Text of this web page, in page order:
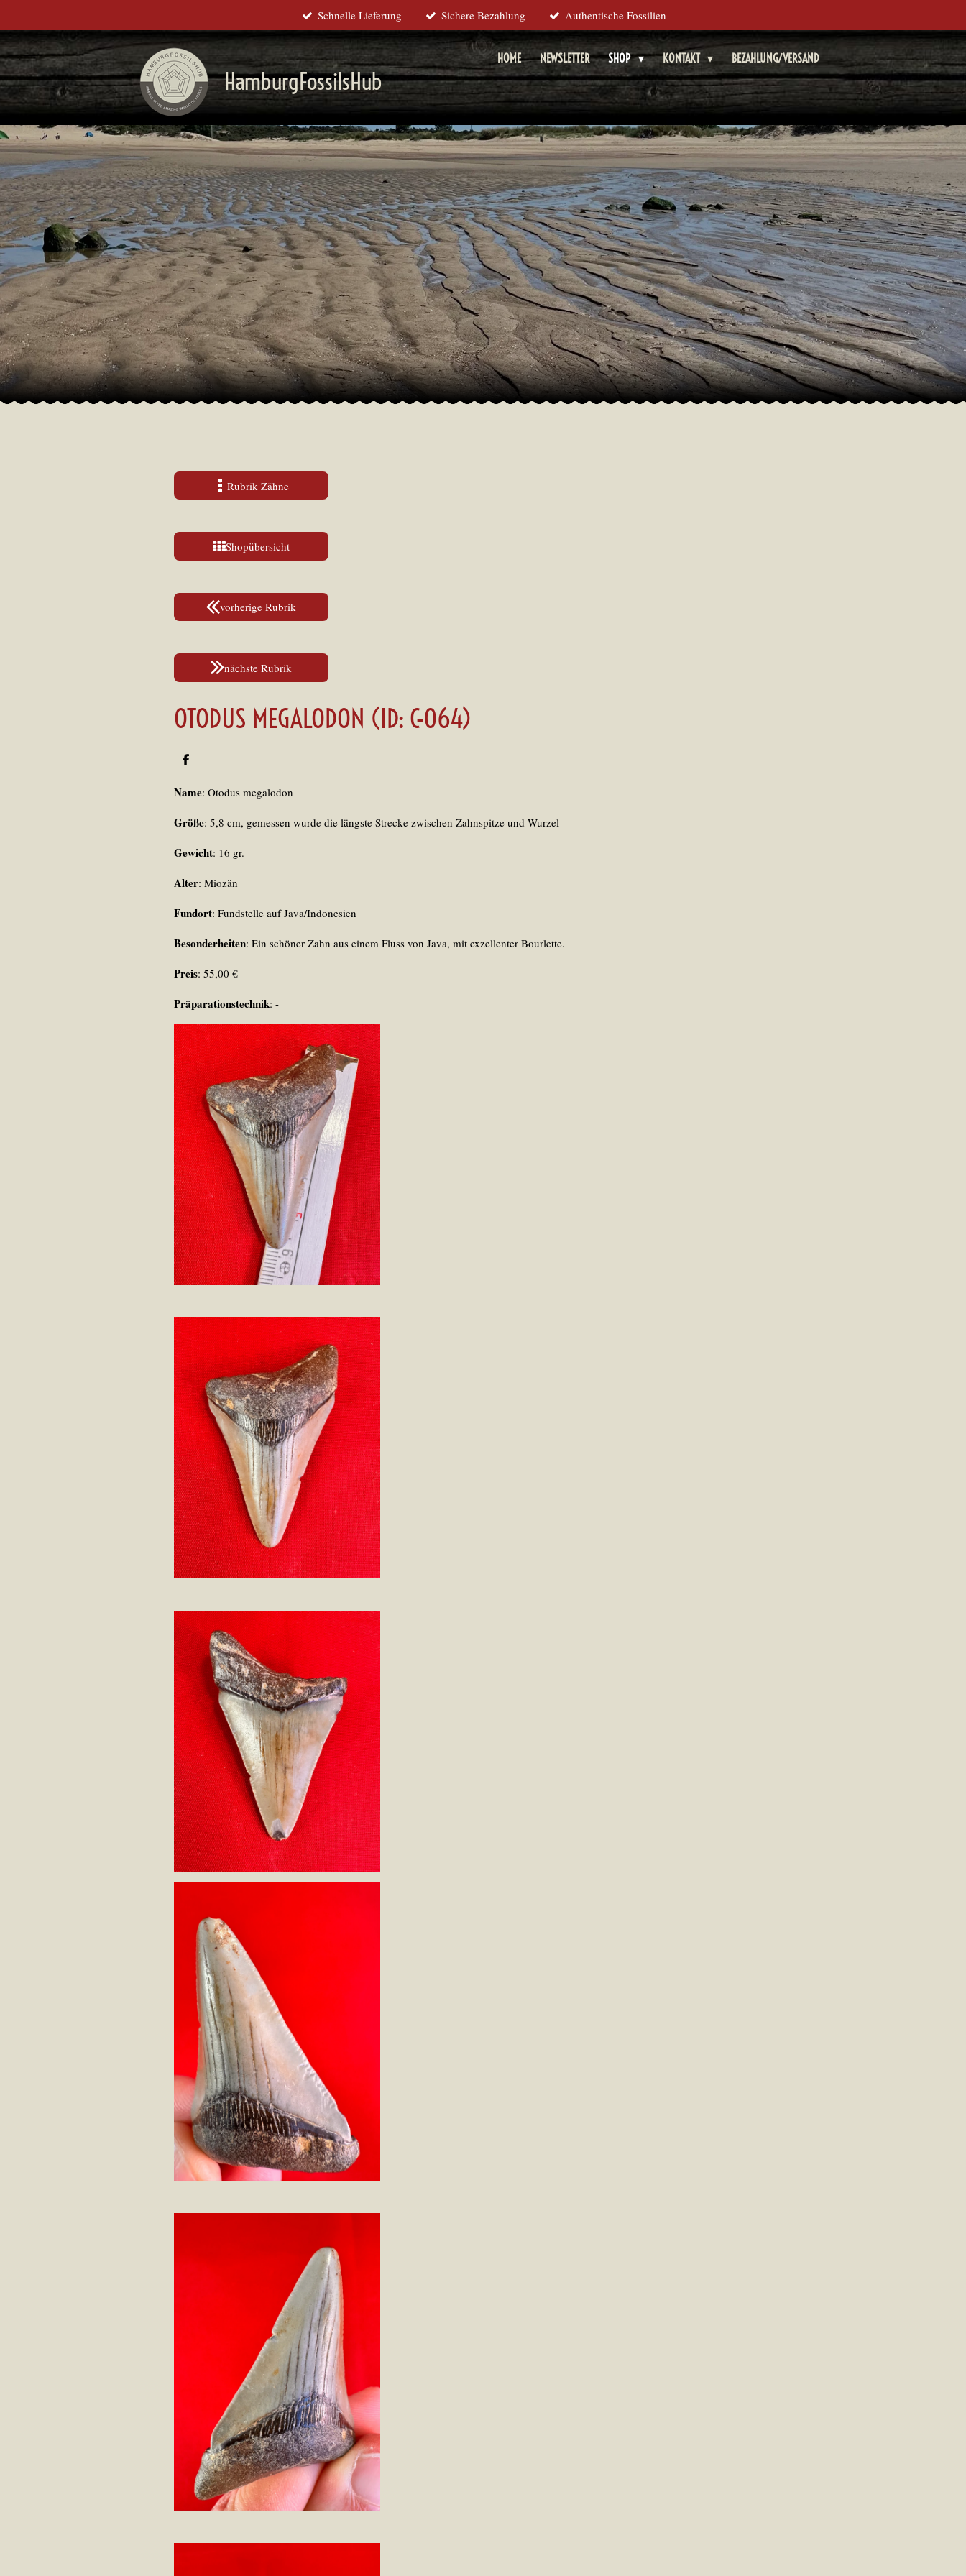
Hauptinhalt
springen
Schnelle Lieferung Sichere Bezahlung Authentische Fossilien
HamburgFossilsHub
HOME NEWSLETTER SHOP KONTAKT BEZAHLUNG/VERSAND
Rubrik Zähne
Shopübersicht
vorherige Rubrik
nächste Rubrik
OTODUS MEGALODON (ID: C-064)
T
l
n
Name: Otodus megalodon
Größe: 5,8 cm, gemessen wurde die längste Strecke zwischen Zahnspitze und Wurzel
Gewicht: 16 gr.
Alter: Miozän
Fundort: Fundstelle auf Java/Indonesien
Besonderheiten: Ein schöner Zahn aus einem Fluss von Java, mit exzellenter Bourlette.
Preis: 55,00 €
Präparationstechnik: -